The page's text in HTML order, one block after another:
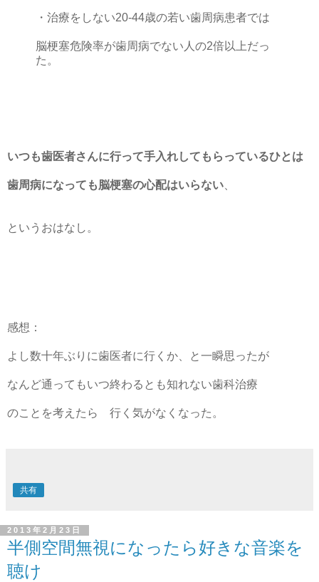
・治療をしない20-44歳の若い歯周病患者では
脳梗塞危険率が歯周病でない人の2倍以上だっ
た。
いつも歯医者さんに行って手入れしてもらっているひとは
歯周病になっても脳梗塞の心配はいらない、
というおはなし。
感想：
よし数十年ぶりに歯医者に行くか、と一瞬思ったが
なんど通ってもいつ終わるとも知れない歯科治療
のことを考えたら 行く気がなくなった。
共有
2013年2月23日
半側空間無視になったら好きな音楽を
聴け